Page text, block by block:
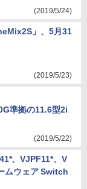
(2019/5/24)
」、5月31
(2019/5/23)
準拠の11.6型2i
(2019/5/22)
、VJPF11*、V
ムウェア Switch